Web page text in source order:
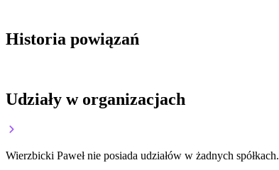
Historia powiązań
Udziały w organizacjach
Wierzbicki Paweł nie posiada udziałów w żadnych spółkach.